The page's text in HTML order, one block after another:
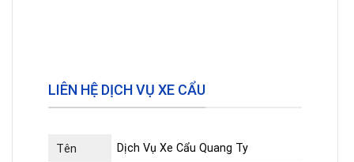
LIÊN HỆ DỊCH VỤ XE CẨU
Tên Dịch Vụ Xe Cẩu Quang Ty